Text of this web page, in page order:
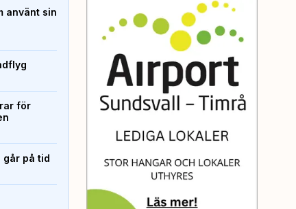
använt sin
för
går på tid